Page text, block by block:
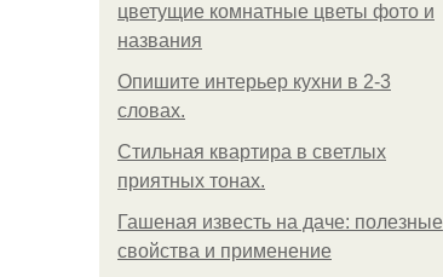
цветущие комнатные цветы фото и
названия
Опишите интерьер кухни в 2-3
словах.
Стильная квартира в светлых
приятных тонах.
Гашеная известь на даче: полезные
свойства и применение